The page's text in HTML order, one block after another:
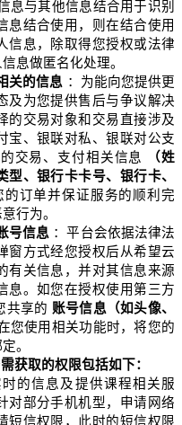
息与其他信息结合用于识别
息结合使用，则在结合使用
信息，除取得您授权或法律
息做匿名化处理。
关的信息 ：为能向您提供更
及为您提供售后与争议解决
的交易对象和交易直接涉及
宝、银联对私、银联对公支
交易、支付相关信息
（姓
、银行卡卡号、银行卡、
的订单并保证服务的顺利完
行为。
号信息 ：平台会依据法律法
窗方式经您授权后从希望云
有关信息，并对其信息来源
息。如您在授权使用第三方
共享的 账号信息（如头像、
您使用相关功能时，将您的
。
获取的权限包括如下：
的信息及提供课程相关服
对部分手机机型，申请网络
短信权限，此时的短信权限